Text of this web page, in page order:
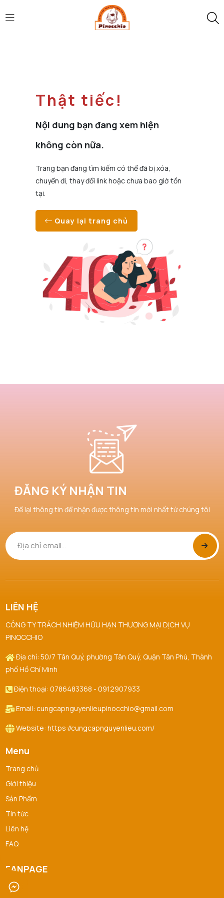
Thật tiếc!
Nội dung bạn đang xem hiện
không còn nữa.
Trang bạn đang tìm kiếm có thể đã bị xóa,
chuyển đi, thay đổi link hoặc chưa bao giờ tồn
tại.
Quay lại trang chủ
ĐĂNG KÝ NHẬN TIN
Để lại thông tin để nhận được thông tin mới nhất từ chúng tôi
LIÊN HỆ
CÔNG TY TRÁCH NHIỆM HỮU HẠN THƯƠNG MẠI DỊCH VỤ
PINOCCHIO
Địa chỉ: 50/7 Tân Quý, phường Tân Quý, Quận Tân Phú, Thành
phố Hồ Chí Minh
Điện thoại: 0786483368 - 0912907933
Email: cungcapnguyenlieupinocchio@gmail.com
Website: https://cungcapnguyenlieu.com/
Menu
Trang chủ
Giới thiệu
Sản Phẩm
Tin tức
Liên hệ
FAQ
FANPAGE